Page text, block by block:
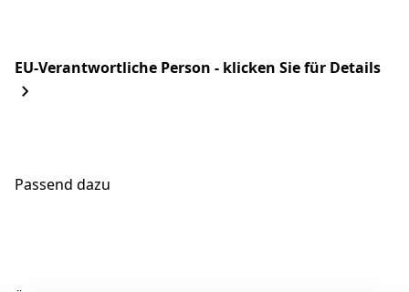
EU-Verantwortliche Person - klicken Sie für Details
Passend dazu